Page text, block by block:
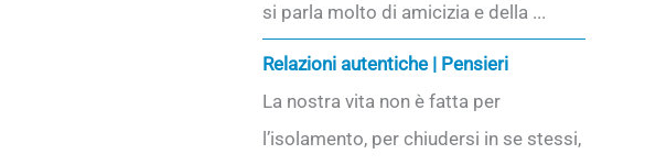
si parla molto di amicizia e della ...
Relazioni autentiche | Pensieri
La nostra vita non è fatta per
l’isolamento, per chiudersi in se stessi,